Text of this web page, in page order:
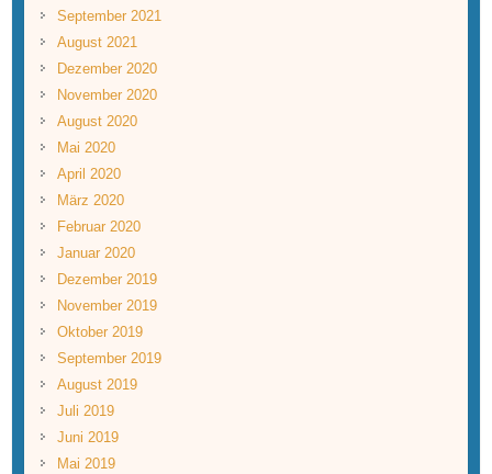
September 2021
August 2021
Dezember 2020
November 2020
August 2020
Mai 2020
April 2020
März 2020
Februar 2020
Januar 2020
Dezember 2019
November 2019
Oktober 2019
September 2019
August 2019
Juli 2019
Juni 2019
Mai 2019